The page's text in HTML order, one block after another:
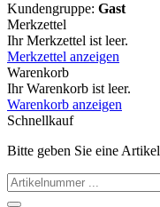
Kundengruppe: Gast
Merkzettel
Ihr Merkzettel ist leer.
Merkzettel anzeigen
Warenkorb
Ihr Warenkorb ist leer.
Warenkorb anzeigen
Schnellkauf
Bitte geben Sie eine